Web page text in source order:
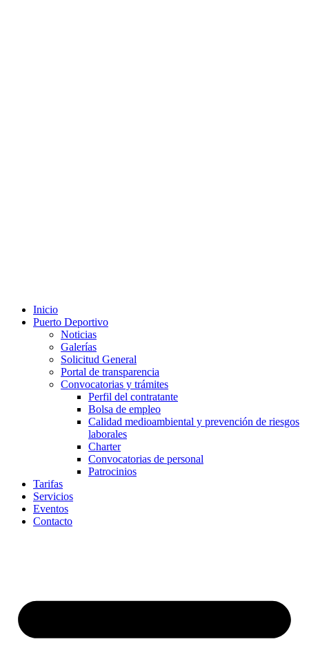
Inicio
Puerto Deportivo
Noticias
Galerías
Solicitud General
Portal de transparencia
Convocatorias y trámites
Perfil del contratante
Bolsa de empleo
Calidad medioambiental y prevención de riesgos
laborales
Charter
Convocatorias de personal
Patrocinios
Tarifas
Servicios
Eventos
Contacto